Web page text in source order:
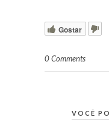
Gostar
0 Comments
VOCÊ